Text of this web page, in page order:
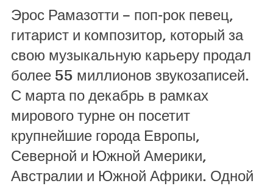
Эрос Рамазотти – поп-рок певец,
гитарист и композитор, который за
свою музыкальную карьеру продал
более 55 миллионов звукозаписей.
С марта по декабрь в рамках
мирового турне он посетит
крупнейшие города Европы,
Северной и Южной Америки,
Австралии и Южной Африки. Одной